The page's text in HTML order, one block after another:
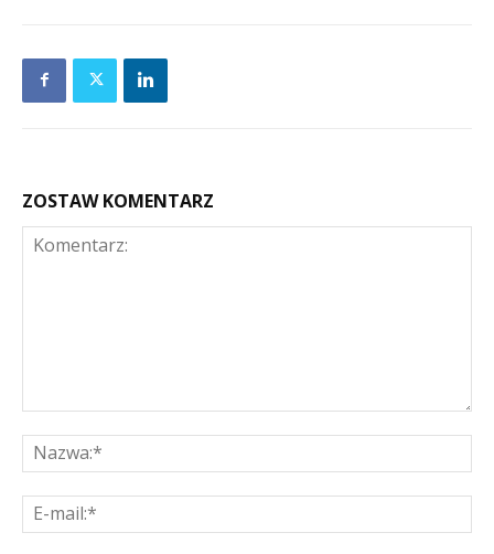
ZOSTAW KOMENTARZ